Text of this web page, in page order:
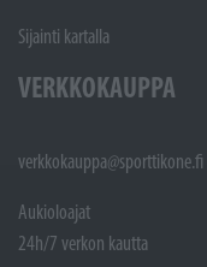
Sijainti kartalla
VERKKOKAUPPA
verkkokauppa@sporttikone.fi
Aukioloajat
24h/7 verkon kautta